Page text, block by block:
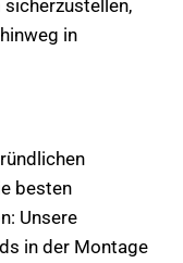
in
besten
Unsere
in der Montage